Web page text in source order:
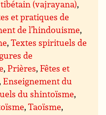
(vajrayana),
et pratiques de
de l’hindouisme,
,Textes spirituels de
de
,Prières,Fêtes et
,Enseignement du
du shintoïsme,
,Taoïsme,